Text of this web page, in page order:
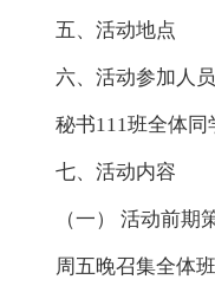
五、活动地点
六、活动参加人员
秘书111班全体同
七、活动内容
（一） 活动前期策
周五晚召集全体班